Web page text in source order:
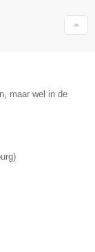
maar wel in de
)